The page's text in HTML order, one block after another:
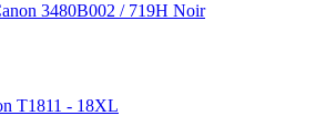
3480B002 / 719H Noir
T1811 - 18XL